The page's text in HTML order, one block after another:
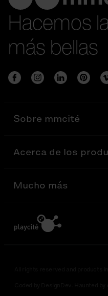
Hacemos
más bellas
Sobre mmcité
Acerca de los
Mucho más